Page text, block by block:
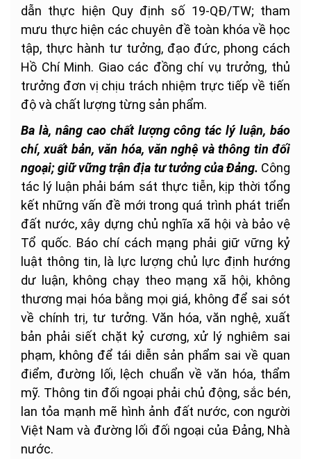
dẫn thực hiện Quy định số 19-QĐ/TW; tham
mưu thực hiện các chuyên đề toàn khóa về học
tập, thực hành tư tưởng, đạo đức, phong cách
Hồ Chí Minh. Giao các đồng chí vụ trưởng, thủ
trưởng đơn vị chịu trách nhiệm trực tiếp về tiến
độ và chất lượng từng sản phẩm.
Ba là, nâng cao chất lượng công tác lý luận, báo
chí, xuất bản, văn hóa, văn nghệ và thông tin đối
ngoại; giữ vững trận địa tư tưởng của Đảng. Công
tác lý luận phải bám sát thực tiễn, kịp thời tổng
kết những vấn đề mới trong quá trình phát triển
đất nước, xây dựng chủ nghĩa xã hội và bảo vệ
Tổ quốc. Báo chí cách mạng phải giữ vững kỷ
luật thông tin, là lực lượng chủ lực định hướng
dư luận, không chạy theo mạng xã hội, không
thương mại hóa bằng mọi giá, không để sai sót
về chính trị, tư tưởng. Văn hóa, văn nghệ, xuất
bản phải siết chặt kỷ cương, xử lý nghiêm sai
phạm, không để tái diễn sản phẩm sai về quan
điểm, đường lối, lệch chuẩn về văn hóa, thẩm
mỹ. Thông tin đối ngoại phải chủ động, sắc bén,
lan tỏa mạnh mẽ hình ảnh đất nước, con người
Việt Nam và đường lối đối ngoại của Đảng, Nhà
nước.